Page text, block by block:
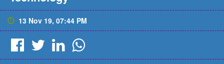
13 Nov 19, 07:44 PM